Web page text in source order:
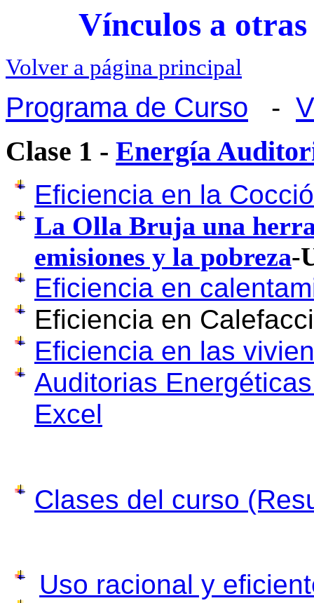
Vínculos a
Volver a página principal
Programa de Curso -
Clase 1 - Energía
Eficiencia en la
La Olla Bruja una
emisiones y la pobreza-
Eficiencia en
Eficiencia en
Eficiencia en las
Auditorias
Excel
Clases del curso
Uso racional y